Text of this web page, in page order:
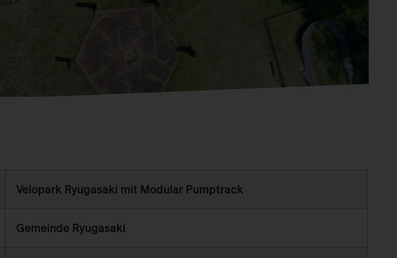
Velopark Ryugasaki mit Modular Pumptrack
Gemeinde Ryugasaki